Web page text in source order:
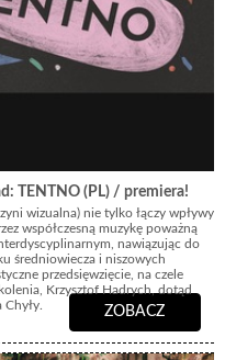
TENTNO (PL) / premiera!
wizualna) nie tylko łączy wpływy
współczesną muzykę poważną
nawiązując do
średniowiecza i niszowych
przedsięwzięcie, na czele
Krzysztof Hadrych, dotąd
ZOBACZ